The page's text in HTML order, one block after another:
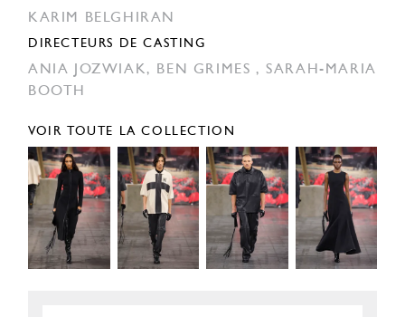
KARIM BELGHIRAN
DIRECTEURS DE CASTING
ANIA JOZWIAK, BEN GRIMES ,SARAH-MARIA
BOOTH
VOIR TOUTE LA COLLECTION